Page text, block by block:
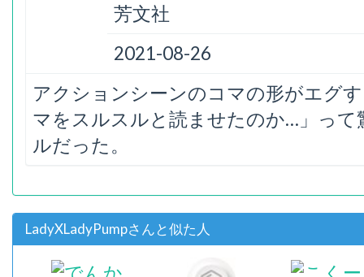
芳文社
2021-08-26
アクションシーンのコマの形がエグ
マをスルスルと読ませたのか…」って
ルだった。
LadyXLadyPumpさんと似た人